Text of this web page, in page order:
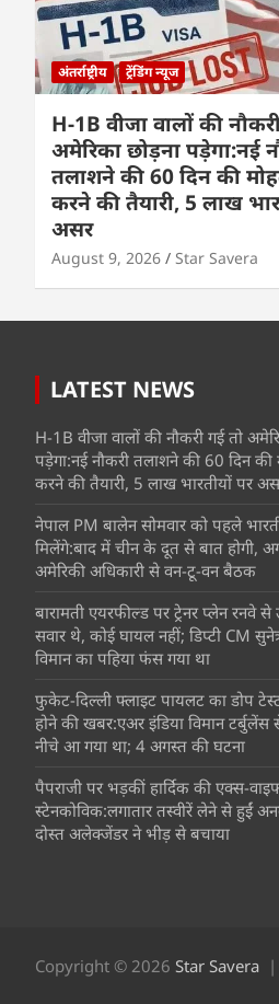
अंतर्राष्ट्रीय ट्रेंडिंग न्यूज
H-1B वीजा वालों की
अमेरिका छोड़ना पड़ेगा:नई
तलाशने की 60 दिन की
करने की तैयारी, 5 लाख
असर
August 9, 2026 Star Savera
LATEST NEWS
H-1B वीजा वालों की नौकरी गई तो
पड़ेगा:नई नौकरी तलाशने की 60 दिन
करने की तैयारी, 5 लाख भारतीयों पर
नेपाल PM बालेन सोमवार को पहले
मिलेंगे:बाद में चीन के दूत से बात होगी,
अमेरिकी अधिकारी से वन-टू-वन बैठक
बारामती एयरफील्ड पर ट्रेनर प्लेन रनवे से
सवार थे, कोई घायल नहीं; डिप्टी CM
विमान का पहिया फंस गया था
फुकेट-दिल्ली फ्लाइट पायलट का डोप
होने की खबर:एअर इंडिया विमान
नीचे आ गया था; 4 अगस्त की घटना
पैपराजी पर भड़कीं हार्दिक की एक्स-
स्टेनकोविक:लगातार तस्वीरें लेने से हुईं
दोस्त अलेक्जेंडर ने भीड़ से बचाया
Copyright © 2026 Star Savera